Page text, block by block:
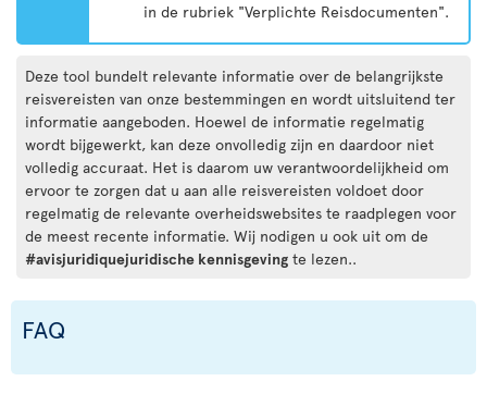
in de rubriek "Verplichte Reisdocumenten".
Deze tool bundelt relevante informatie over de belangrijkste
reisvereisten van onze bestemmingen en wordt uitsluitend ter
informatie aangeboden. Hoewel de informatie regelmatig
wordt bijgewerkt, kan deze onvolledig zijn en daardoor niet
volledig accuraat. Het is daarom uw verantwoordelijkheid om
ervoor te zorgen dat u aan alle reisvereisten voldoet door
regelmatig de relevante overheidswebsites te raadplegen voor
de meest recente informatie. Wij nodigen u ook uit om de
#avisjuridiquejuridische kennisgeving te lezen..
FAQ